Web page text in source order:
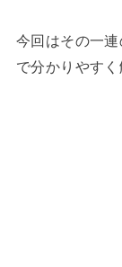
今回はその一
で分かりやすく